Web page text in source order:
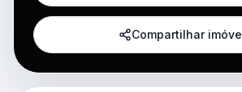
Compartilhar